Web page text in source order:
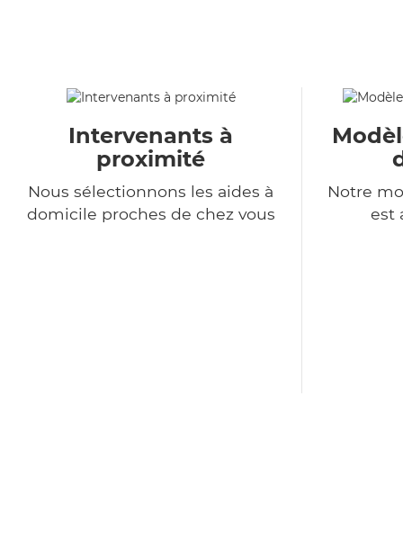
Intervenants à
proximité
Nous sélectionnons les aides à
domicile proches de chez vous
Notre
est